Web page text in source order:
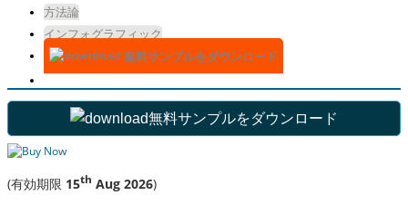
方法論
インフォグラフィック
無料サンプルをダウンロード
無料サンプルをダウンロード
(有効期限 15th Aug 2026)